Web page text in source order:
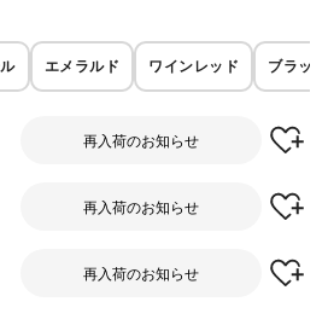
エメラルド ワインレッド ブラック
再入荷のお知らせ
再入荷のお知らせ
再入荷のお知らせ